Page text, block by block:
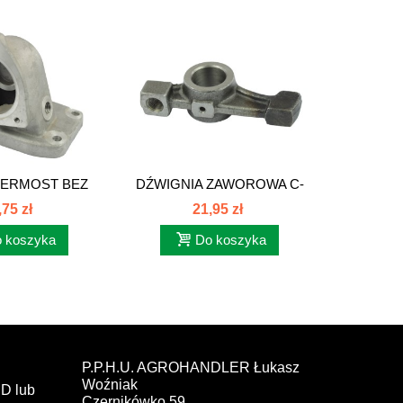
BEZ
C-385...
zł
koszyka
DŹWIGNIA ZAWOROWA C-
385 89005510
21,95 zł
Do koszyka
lub
P.P.H.U. AGROHANDLER Łukasz
Woźniak